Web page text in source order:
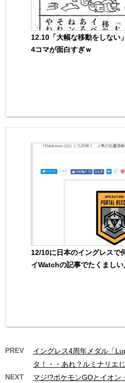
12.10「大幅な移動をしない
4コマが面白すぎｗ
12/10に日本のイングレスで
イWatchの記事でたくまし
PREV
イングレス4周年メダル「
タ！・・あれ？ルミナリエ
NEXT
マジ!?ポケモンGOとイオン